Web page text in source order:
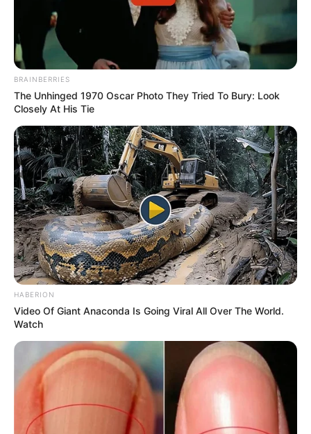
BRAINBERRIES
The Unhinged 1970 Oscar Photo They Tried To Bury: Look
Closely At His Tie
HABERION
Video Of Giant Anaconda Is Going Viral All Over The World.
Watch